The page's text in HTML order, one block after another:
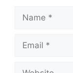
Name
Email
Website